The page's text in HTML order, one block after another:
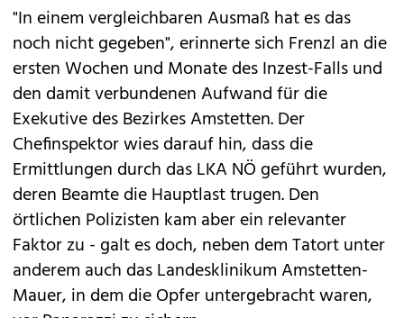
"In einem vergleichbaren Ausmaß hat es das
noch nicht gegeben", erinnerte sich Frenzl an die
ersten Wochen und Monate des Inzest-Falls und
den damit verbundenen Aufwand für die
Exekutive des Bezirkes Amstetten. Der
Chefinspektor wies darauf hin, dass die
Ermittlungen durch das LKA NÖ geführt wurden,
deren Beamte die Hauptlast trugen. Den
örtlichen Polizisten kam aber ein relevanter
Faktor zu - galt es doch, neben dem Tatort unter
anderem auch das Landesklinikum Amstetten-
Mauer, in dem die Opfer untergebracht waren,